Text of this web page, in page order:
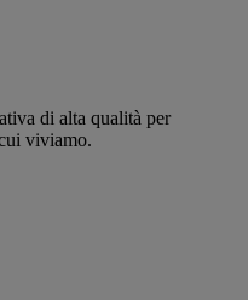
di alta qualità per
viviamo.